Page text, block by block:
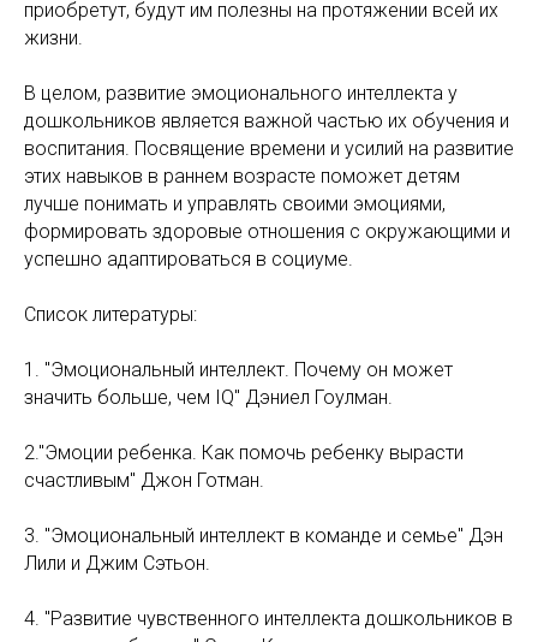
приобретут, будут им полезны на протяжении всей их
жизни.
В целом, развитие эмоционального интеллекта у
дошкольников является важной частью их обучения и
воспитания. Посвящение времени и усилий на развитие
этих навыков в раннем возрасте поможет детям
лучше понимать и управлять своими эмоциями,
формировать здоровые отношения с окружающими и
успешно адаптироваться в социуме.
Список литературы:
1. "Эмоциональный интеллект. Почему он может
значить больше, чем IQ" Дэниел Гоулман.
2."Эмоции ребенка. Как помочь ребенку вырасти
счастливым" Джон Готман.
3. "Эмоциональный интеллект в команде и семье" Дэн
Лили и Джим Сэтьон.
4. "Развитие чувственного интеллекта дошкольников в